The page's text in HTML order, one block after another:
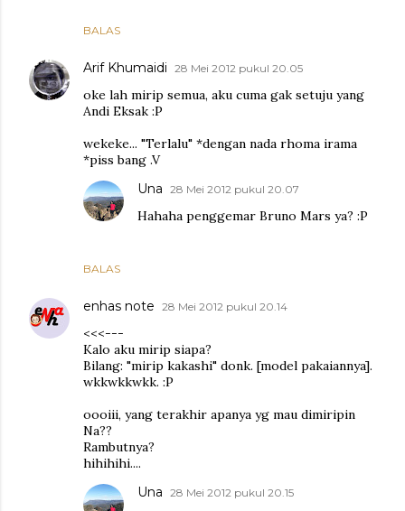
BALAS
Arif Khumaidi 28 Mei 2012 pukul 20.05
oke lah mirip semua, aku cuma gak setuju yang
Andi Eksak :P
wekeke... "Terlalu" *dengan nada rhoma irama
*piss bang .V
BALAS
Una 28 Mei 2012 pukul 20.07
Hahaha penggemar Bruno Mars ya? :P
enhas note 28 Mei 2012 pukul 20.14
<<<---
Kalo aku mirip siapa?
Bilang: "mirip kakashi" donk. [model pakaiannya].
wkkwkkwkk. :P
oooiii, yang terakhir apanya yg mau dimiripin
Na??
Rambutnya?
hihihihi....
Una 28 Mei 2012 pukul 20.15